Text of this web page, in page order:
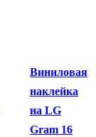
Виниловая
наклейка
на LG
Gram 16